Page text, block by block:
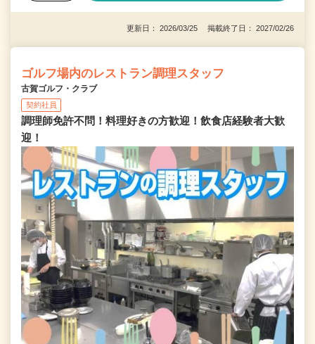
更新日： 2026/03/25 掲載終了日： 2027/02/26
ゴルフ場内のレストラン調理スタッフ
古賀ゴルフ・クラブ
契約社員
調理師免許不問！料理好きの方歓迎！飲食店経験者大歓
迎！